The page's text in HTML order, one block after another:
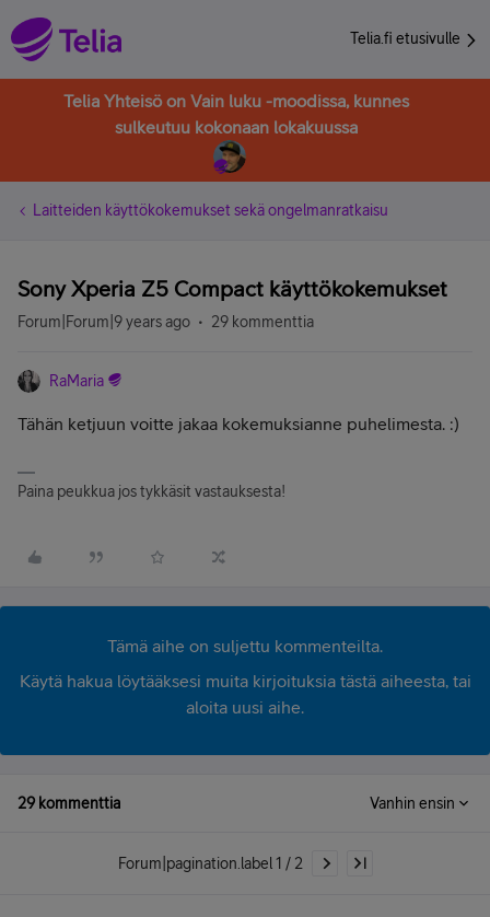
Telia.fi etusivulle
Telia Yhteisö on Vain luku -moodissa, kunnes
sulkeutuu kokonaan lokakuussa
Laitteiden käyttökokemukset sekä ongelmanratkaisu
Sony Xperia Z5 Compact käyttökokemukset
Forum|Forum|9 years ago 29 kommenttia
RaMaria
Tähän ketjuun voitte jakaa kokemuksianne puhelimesta. :)
Paina peukkua jos tykkäsit vastauksesta!
Tämä aihe on suljettu kommenteilta.
Käytä hakua löytääksesi muita kirjoituksia tästä aiheesta, tai
aloita uusi aihe.
29 kommenttia Vanhin ensin
Forum|pagination.label 1 / 2